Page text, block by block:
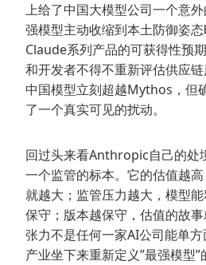
上给了中国大模型公司一个意
强模型主动收缩到本土防御姿
Claude系列产品的可获得性预
和开发者不得不重新评估供应
中国模型立刻超越Mythos，但
了一个真实可见的扰动。
回过头来看Anthropic自己的处
一个监管的标本。它的估值越
就越大；监管压力越大，模型
保守；版本越保守，估值的故
张力不是任何一家AI公司能单
产业坐下来重新定义”最强模型”